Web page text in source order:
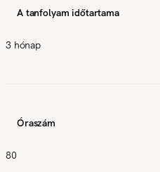
A tanfolyam időtartama
3 hónap
Óraszám
80